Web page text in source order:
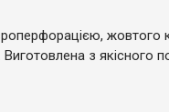
жовтого
з якісного